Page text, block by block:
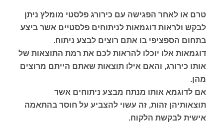
טרם או לאחר הפגישה עם כירורג פלסטי מומלץ ניתן
לבקש ולראות דוגמאות לניתוחים פלסטיים אשר ביצע
בתחום הספציפי בו אתם רוצים לבצע ניתוח.
דוגמאות אלו יוכלו להראות לכם את רמת התוצאות של
אותו כירורג, והאם אילו תוצאות שאתם הייתם מרוצים
מהן.
אם לדוגמא אותו מנתח מבצע ניתוחים אשר
תוצאותיהן זהות, זה עשוי להצביע על חוסר בהתאמה
אישית לבקשת הלקוח.